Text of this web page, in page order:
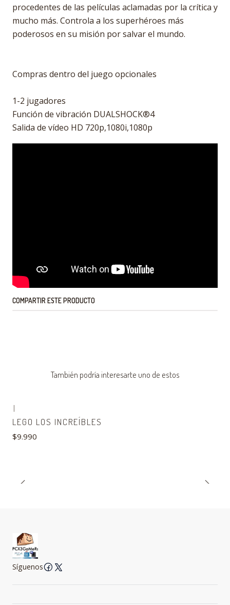
procedentes de las películas aclamadas por la crítica y
mucho más. Controla a los superhéroes más
poderosos en su misión por salvar el mundo.
Compras dentro del juego opcionales
1-2 jugadores
Función de vibración DUALSHOCK®4
Salida de vídeo HD 720p,1080i,1080p
COMPARTIR ESTE PRODUCTO
También podría interesarte uno de estos
|
LEGO LOS INCREÍBLES
$9.990
Síguenos